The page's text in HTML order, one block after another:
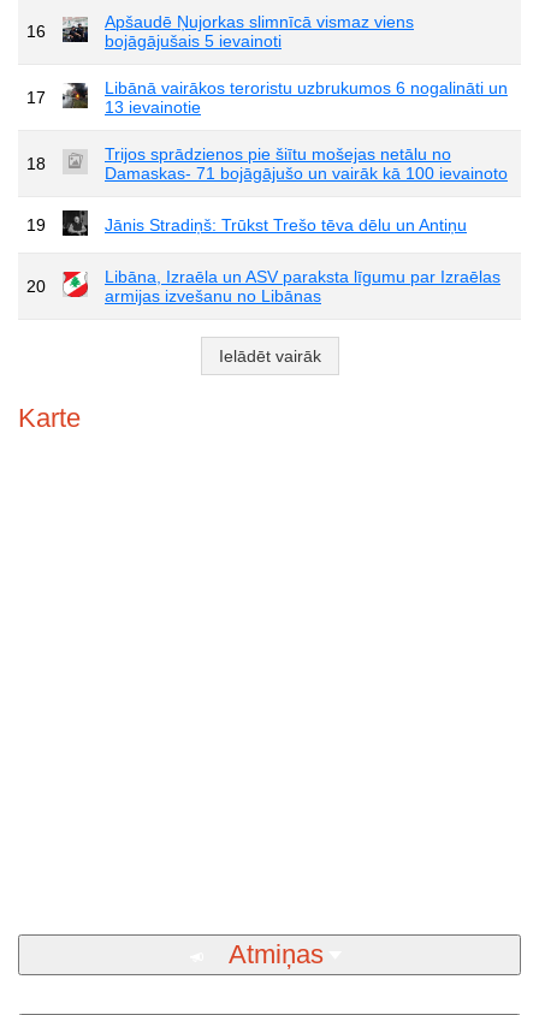
16
Apšaudē Ņujorkas slimnīcā vismaz viens
bojāgājušais 5 ievainoti
17
Libānā vairākos teroristu uzbrukumos 6 nogalināti un
13 ievainotie
18
Trijos sprādzienos pie šiītu mošejas netālu no
Damaskas- 71 bojāgājušo un vairāk kā 100 ievainoto
19 Jānis Stradiņš: Trūkst Trešo tēva dēlu un Antiņu
20
Libāna, Izraēla un ASV paraksta līgumu par Izraēlas
armijas izvešanu no Libānas
Ielādēt vairāk
Karte
Atmiņas